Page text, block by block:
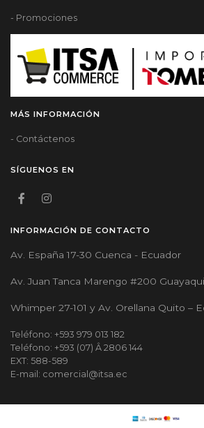
- Promociones
MÁS INFORMACIÓN
- Contáctenos
SÍGUENOS EN
INFORMACIÓN DE CONTACTO
Av. España 17-30 Cuenca - Ecuador
Av. Juan Tanca Marengo #200
Whimper 27-101 y Av. Orellana Quito –
Teléfono: +593 979 013 182
Teléfono: +593 (07) Â 2806 144
EXT: 588-589
E-mail: comercial@itsa.ec